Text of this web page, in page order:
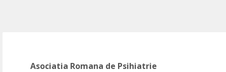
Asociatia Romana de Psihiatrie